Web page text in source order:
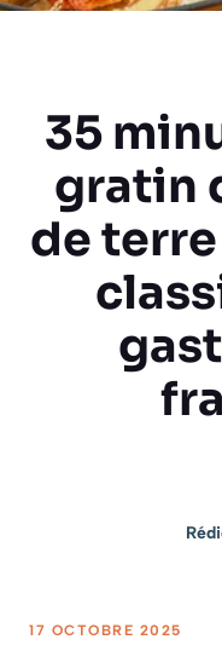
35
gratin
de
17 OCTOBRE 2025